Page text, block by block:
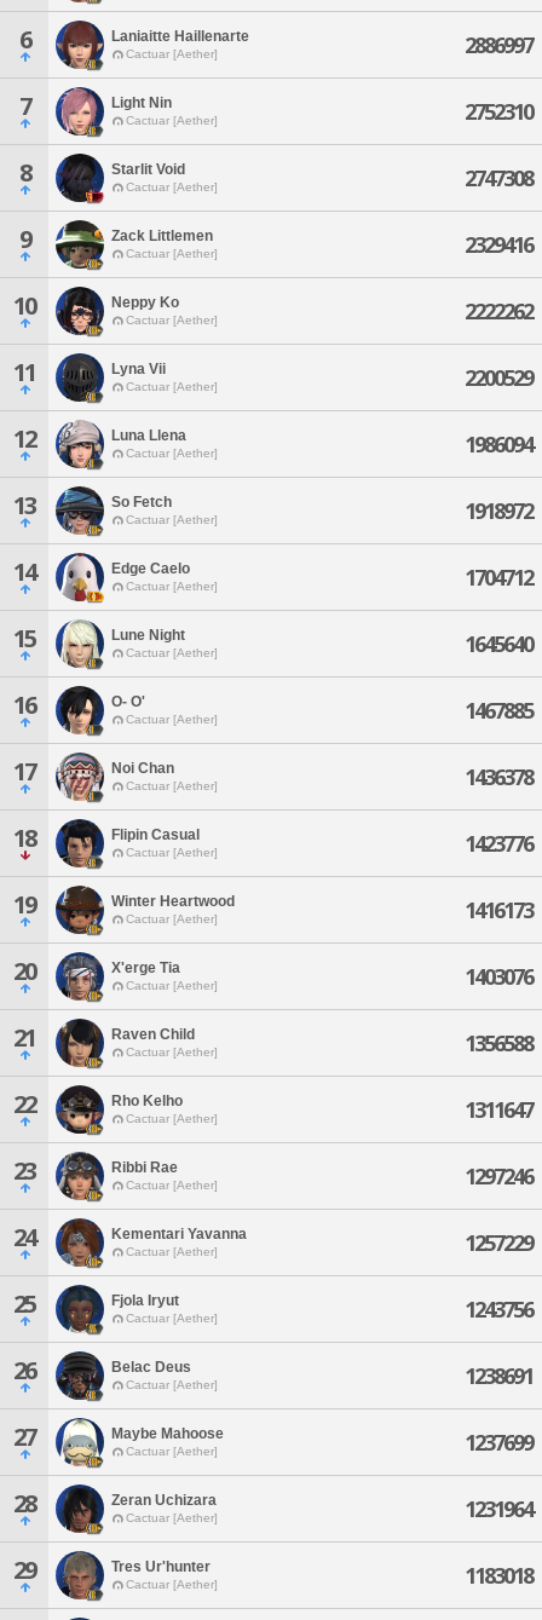
6 Laniaitte Haillenarte
Cactuar [Aether] 2886997
7 Light Nin
Cactuar [Aether] 2752310
8 Starlit Void
Cactuar [Aether] 2747308
9 Zack Littlemen
Cactuar [Aether] 2329416
10 Neppy Ko
Cactuar [Aether] 2222262
11 Lyna Vii
Cactuar [Aether] 2200529
12 Luna Llena
Cactuar [Aether] 1986094
13 So Fetch
Cactuar [Aether] 1918972
14 Edge Caelo
Cactuar [Aether] 1704712
15 Lune Night
Cactuar [Aether] 1645640
16 O- O'
Cactuar [Aether] 1467885
17 Noi Chan
Cactuar [Aether] 1436378
18 Flipin Casual
Cactuar [Aether] 1423776
19 Winter Heartwood
Cactuar [Aether] 1416173
20 X'erge Tia
Cactuar [Aether] 1403076
21 Raven Child
Cactuar [Aether] 1356588
22 Rho Kelho
Cactuar [Aether] 1311647
23 Ribbi Rae
Cactuar [Aether] 1297246
24 Kementari Yavanna
Cactuar [Aether] 1257229
25 Fjola Iryut
Cactuar [Aether] 1243756
26 Belac Deus
Cactuar [Aether] 1238691
27 Maybe Mahoose
Cactuar [Aether] 1237699
28 Zeran Uchizara
Cactuar [Aether] 1231964
29 Tres Ur'hunter
Cactuar [Aether] 1183018